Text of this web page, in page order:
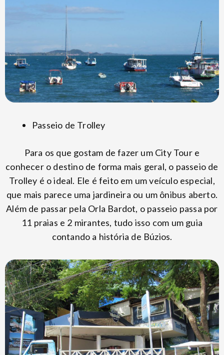
Passeio de Trolley
Para os que gostam de fazer um City Tour e
conhecer o destino de forma mais geral, o passeio de
Trolley é o ideal. Ele é feito em um veículo especial,
que mais parece uma jardineira ou um ônibus aberto.
Além de passar pela Orla Bardot, o passeio passa por
11 praias e 2 mirantes, tudo isso com um guia
contando a história de Búzios.